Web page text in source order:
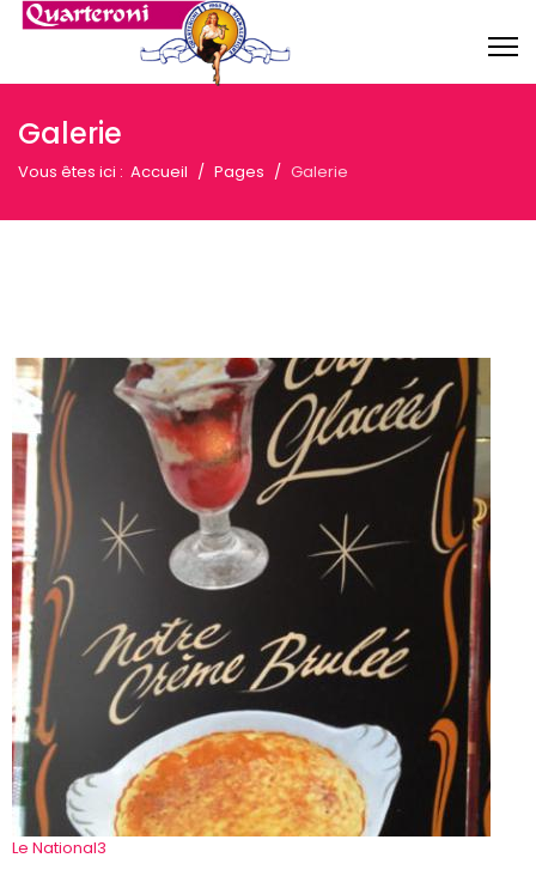
Galerie
Vous êtes ici : Accueil Pages Galerie
Le National3